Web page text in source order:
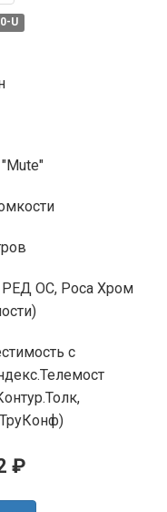
U
РЕД ОС, Роса Хром
с
₽